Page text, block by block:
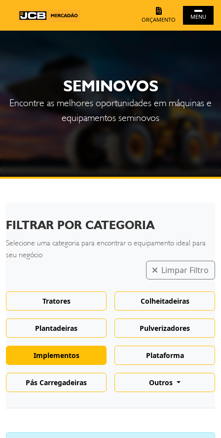
ORÇAMENTO MENU
SEMINOVOS
Encontre as melhores oportunidades em máquinas e
equipamentos seminovos
FILTRAR POR CATEGORIA
Selecione uma categoria para encontrar o equipamento ideal para
seu negócio
Limpar Filtro
Tratores Colheitadeiras
Plantadeiras Pulverizadores
Implementos Plataforma
Pás Carregadeiras Outros